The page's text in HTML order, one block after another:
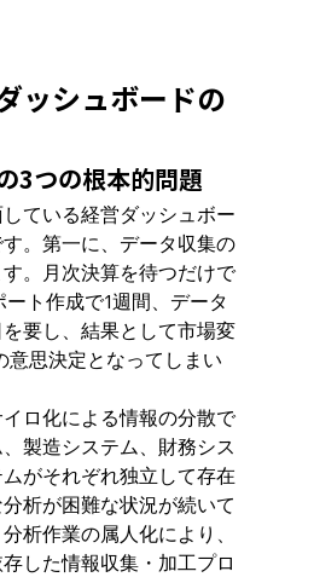
ッシュボードの
3つの根本的問題
ている経営ダッシュボー
。第一に、データ収集の
。月次決算を待つだけで
ト作成で1週間、データ
要し、結果として市場変
思決定となってしまい
ロ化による情報の分散で
製造システム、財務シス
がそれぞれ独立して存在
析が困難な状況が続いて
析作業の属人化により、
した情報収集・加工プロ